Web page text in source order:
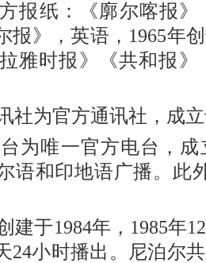
报纸：《廓尔喀报》
报》，英语，1965年
雅时报》《共和报
社为官方通讯社，成
为唯一官方电台，成
语和印地语广播。此
建于1984年，1985年
24小时播出。尼泊尔